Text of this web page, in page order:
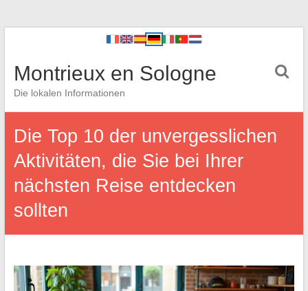
Montrieux en Sologne
Die lokalen Informationen
Die Top 10 der unvergesslichen
Aktivitäten, die Sie bei Ihrer
nächsten Reise entdecken
sollten